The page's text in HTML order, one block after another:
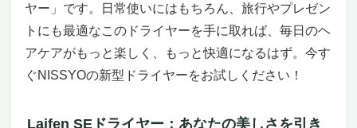
ヤー」です。日常使いにはもちろん、旅行やプレゼン
トにも最適なこのドライヤーを手に取れば、毎日のヘ
アケアがもっと楽しく、もっと快適になるはず。今す
ぐNISSYOの新型ドライヤーをお試しください！
Laifen SEドライヤー：あなたの美しさを引き